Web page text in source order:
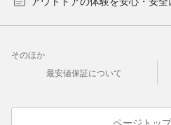
そのほか
最安値保証について
ページトッ